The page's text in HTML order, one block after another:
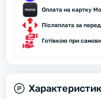
Оплата на картку
Післяплата за
Готівкою при